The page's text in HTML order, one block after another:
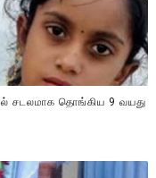
சடலமாக தொங்கிய 9 வயது